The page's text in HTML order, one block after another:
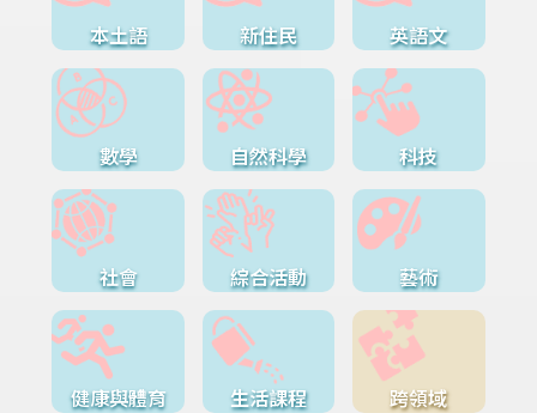
本土語 新住民 英語文
數學 自然科學 科技
社會 綜合活動 藝術
健康與體育 生活課程 跨領域